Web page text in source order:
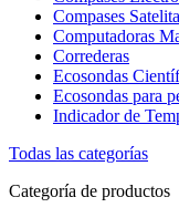
Compases
Computadoras
Correderas
Ecosondas
Ecosondas para
Indicador de
Todas las categorías
Categoría de productos